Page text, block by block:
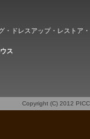
ドレスアップ・レストア
ス
Copyright (C) 2012